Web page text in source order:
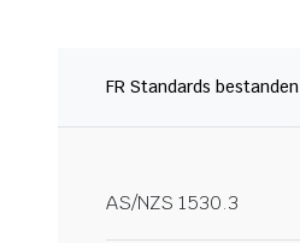
FR Standards bestanden
AS/NZS 1530.3